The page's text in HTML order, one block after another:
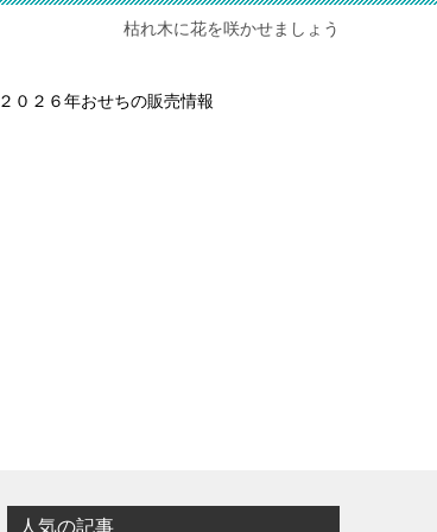
枯れ木に花を咲かせましょう
２０２６年おせちの販売情報
人気の記事